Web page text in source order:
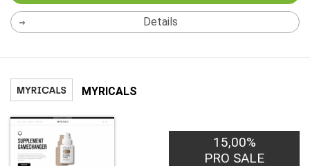
Details
MYRICALS
15,00%
PRO SALE